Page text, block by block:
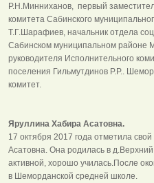
Р.Н.Минниханов, первый
комитета Сабинского
Т.Г.Шарафиев, начальник отдела
Сабинском муниципальном районе
руководителя Исполнительного
поселения Гильмутдинов Р.Р..
комитет.
Яруллина Хабира Асатовна.
17 октября 2017 года отметила
Асатовна. Она родилась в
активной, хорошо училась.После
в Шеморданской средней школе.